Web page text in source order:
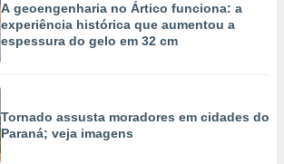
A geoengenharia no Ártico funciona: a
experiência histórica que aumentou a
espessura do gelo em 32 cm
Tornado assusta moradores em cidades do
Paraná; veja imagens